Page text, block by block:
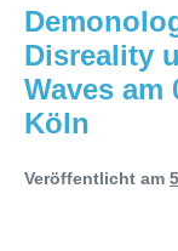
Disreality
Waves am
Köln
Veröffentlicht am